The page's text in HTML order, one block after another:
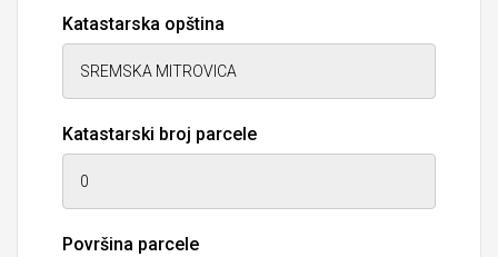
Katastarska opština
Katastarski broj parcele
Površina parcele